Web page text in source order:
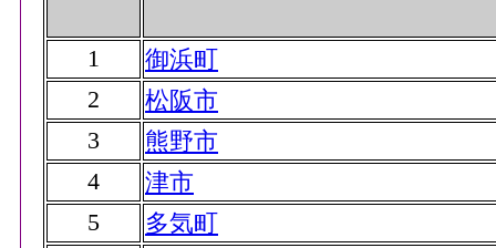
1
御浜町
2
松阪市
3
熊野市
4
津市
5
多気町